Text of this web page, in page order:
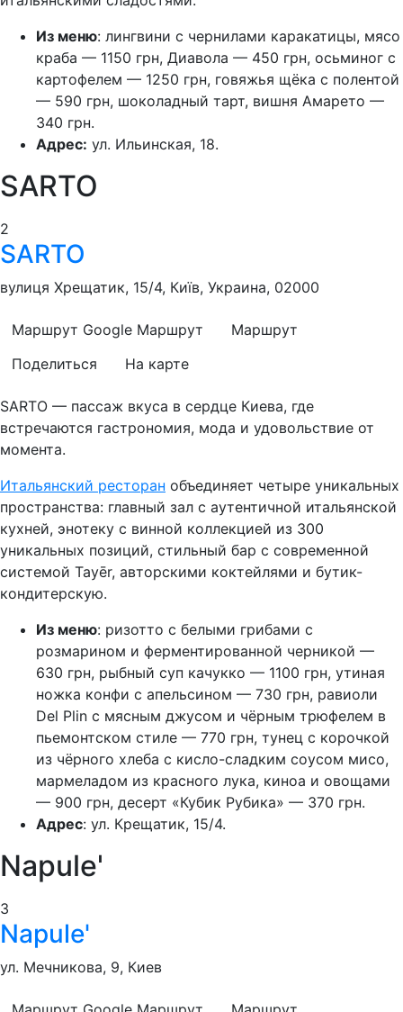
Из меню: лингвини с чернилами каракатицы, мясо
краба — 1150 грн, Диавола — 450 грн, осьминог с
картофелем — 1250 грн, говяжья щёка с полентой
— 590 грн, шоколадный тарт, вишня Амарето —
340 грн.
Адрес: ул. Ильинская, 18.
SARTO
2
SARTO
вулиця Хрещатик, 15/4, Київ, Украина, 02000
Маршрут Google Маршрут
Маршрут
Поделиться
На карте
SARTO — пассаж вкуса в сердце Киева, где
встречаются гастрономия, мода и удовольствие от
момента.
Итальянский ресторан объединяет четыре уникальных
пространства: главный зал с аутентичной итальянской
кухней, энотеку с винной коллекцией из 300
уникальных позиций, стильный бар с современной
системой Tayēr, авторскими коктейлями и бутик-
кондитерскую.
Из меню: ризотто с белыми грибами с
розмарином и ферментированной черникой —
630 грн, рыбный суп качукко — 1100 грн, утиная
ножка конфи с апельсином — 730 грн, равиоли
Del Plin с мясным джусом и чёрным трюфелем в
пьемонтском стиле — 770 грн, тунец с корочкой
из чёрного хлеба с кисло-сладким соусом мисо,
мармеладом из красного лука, киноа и овощами
— 900 грн, десерт «Кубик Рубика» — 370 грн.
Адрес: ул. Крещатик, 15/4.
Napule'
3
Napule'
ул. Мечникова, 9, Киев